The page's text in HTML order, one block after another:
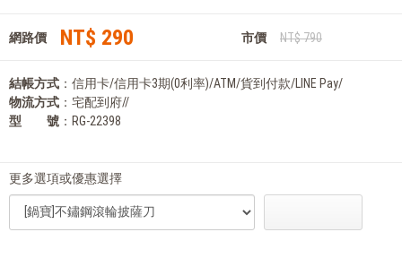
網路價 NT$ 290 市價 NT$ 790
結帳方式 ：信用卡/信用卡3期(0利率)/ATM/貨到付款/LINE Pay/
物流方式 ：宅配到府//
型 號 ：RG-22398
更多選項或優惠選擇